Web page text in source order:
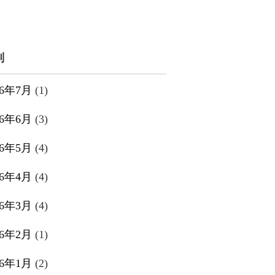
年7月 (1)
年6月 (3)
年5月 (4)
年4月 (4)
年3月 (4)
年2月 (1)
年1月 (2)